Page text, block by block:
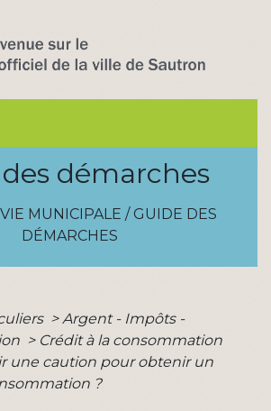
démarches
VIE MUNICIPALE / GUIDE DES
DÉMARCHES
> Argent - Impôts -
> Crédit à la consommation
une caution pour obtenir un
?